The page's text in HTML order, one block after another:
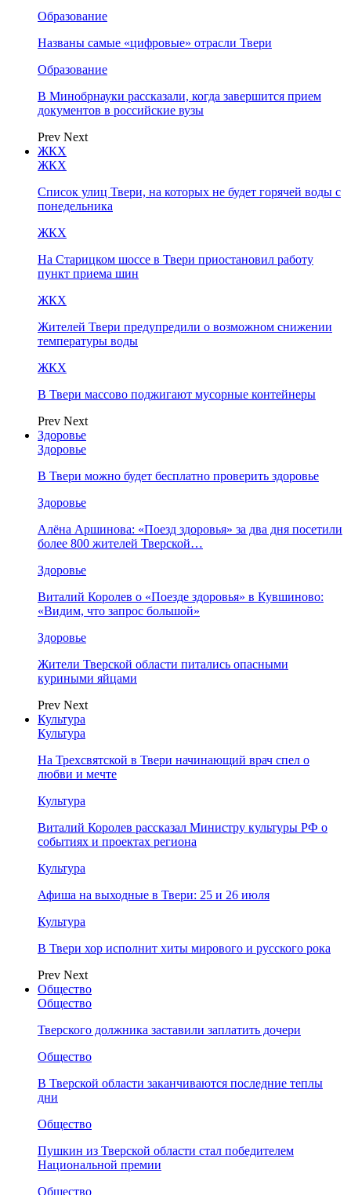
Образование
Названы самые «цифровые» отрасли Твери
Образование
В Минобрнауки рассказали, когда завершится прием
документов в российские вузы
Prev Next
ЖКХ
ЖКХ
Список улиц Твери, на которых не будет горячей воды с
понедельника
ЖКХ
На Старицком шоссе в Твери приостановил работу
пункт приема шин
ЖКХ
Жителей Твери предупредили о возможном снижении
температуры воды
ЖКХ
В Твери массово поджигают мусорные контейнеры
Prev Next
Здоровье
Здоровье
В Твери можно будет бесплатно проверить здоровье
Здоровье
Алёна Аршинова: «Поезд здоровья» за два дня посетили
более 800 жителей Тверской…
Здоровье
Виталий Королев о «Поезде здоровья» в Кувшиново:
«Видим, что запрос большой»
Здоровье
Жители Тверской области питались опасными
куриными яйцами
Prev Next
Культура
Культура
На Трехсвятской в Твери начинающий врач спел о
любви и мечте
Культура
Виталий Королев рассказал Министру культуры РФ о
событиях и проектах региона
Культура
Афиша на выходные в Твери: 25 и 26 июля
Культура
В Твери хор исполнит хиты мирового и русского рока
Prev Next
Общество
Общество
Тверского должника заставили заплатить дочери
Общество
В Тверской области заканчиваются последние теплы
дни
Общество
Пушкин из Тверской области стал победителем
Национальной премии
Общество